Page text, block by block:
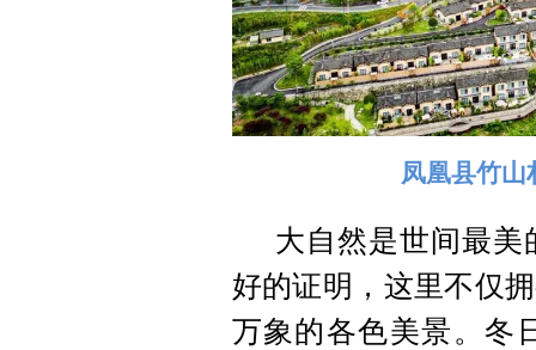
凤凰县竹山
大自然是世间最
好的证明，这里不仅
万象的各色美景。冬